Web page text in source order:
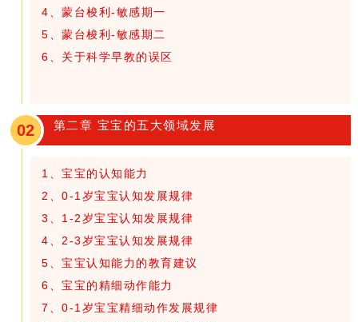
4、蒙台梭利-敏感期一
5、蒙台梭利-敏感期二
6、关于科学早教的误区
02 第二章 宝宝的五大领域发展
1、宝宝的认知能力
2、0-1岁宝宝认知发展规律
3、1-2岁宝宝认知发展规律
4、2-3岁宝宝认知发展规律
5、宝宝认知能力的教育建议
6、宝宝的精细动作能力
7、0-1岁宝宝精细动作发展规律